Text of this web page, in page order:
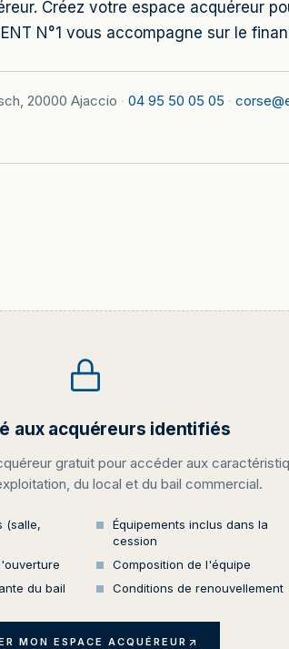
Créez votre espace acquéreur
N°1 vous accompagne sur le
20000 Ajaccio · 04 95 50 05 05 ·
aux acquéreurs identifiés
gratuit pour accéder aux
du local et du bail commercial.
(salle,
Équipements inclus dans la
cession
Composition de l'équipe
du bail
Conditions de renouvellement
MON ESPACE ACQUÉREUR